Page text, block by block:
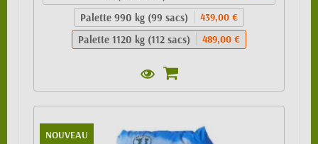
Palette 990 kg (99 sacs) 439,00 €
Palette 1120 kg (112 sacs) 489,00 €
NOUVEAU